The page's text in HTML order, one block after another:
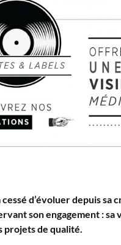
cessé d’évoluer depuis sa
son engagement : sa
projets de qualité.